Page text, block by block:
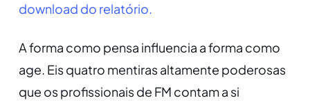
download do relatório.
A forma como pensa influencia a forma como
age. Eis quatro mentiras altamente poderosas
que os profissionais de FM contam a si